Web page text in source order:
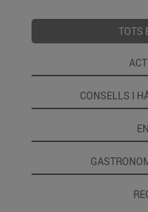
TOTS
CONSELLS I